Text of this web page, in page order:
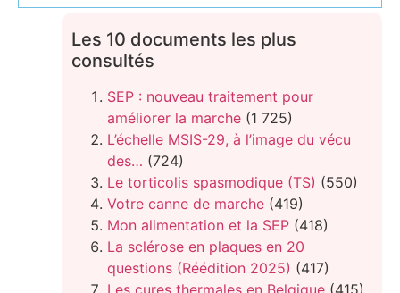
Les 10 documents les plus
consultés
SEP : nouveau traitement pour
améliorer la marche (1 725)
L’échelle MSIS-29, à l’image du vécu
des… (724)
Le torticolis spasmodique (TS) (550)
Votre canne de marche (419)
Mon alimentation et la SEP (418)
La sclérose en plaques en 20
questions (Réédition 2025) (417)
Les cures thermales en Belgique (415)